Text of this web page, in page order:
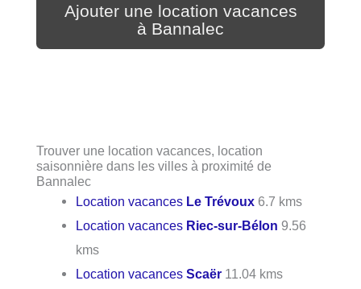
Ajouter une location vacances
à Bannalec
Trouver une location vacances, location
saisonnière dans les villes à proximité de
Bannalec
Location vacances Le Trévoux 6.7 kms
Location vacances Riec-sur-Bélon 9.56
kms
Location vacancesScaër 11.04 kms